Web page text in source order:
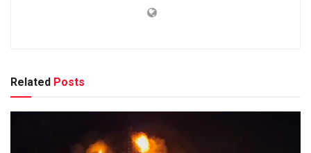
Related Posts